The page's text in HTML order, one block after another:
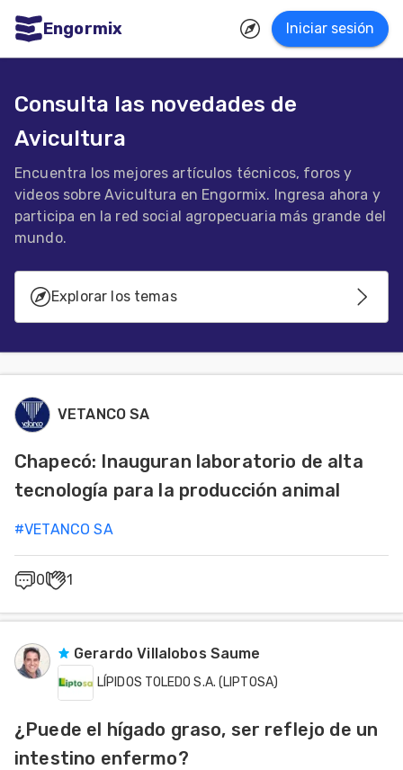
Engormix Iniciar sesión
Agricultura
Balanceados
Piensos
Ganadería
Porcicultura
Mascotas
Consulta las novedades de
Avicultura
Encuentra los mejores artículos técnicos, foros y
videos sobre Avicultura en Engormix. Ingresa ahora y
participa en la red social agropecuaria más grande del
mundo.
Explorar los temas
Incubación
Industria Cárnica
Instalaciones - equipamiento
Manejo
Sanidad
VETANCO SA
Chapecó: Inauguran laboratorio de alta
tecnología para la producción animal
#VETANCO SA
0 1
Gerardo Villalobos Saume
LÍPIDOS TOLEDO S.A. (LIPTOSA)
¿Puede el hígado graso, ser reflejo de un
intestino enfermo?